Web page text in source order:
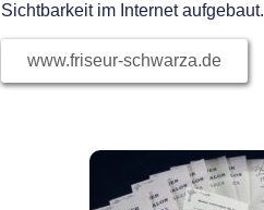
Sichtbarkeit im Internet aufgebaut.
www.friseur-schwarza.de